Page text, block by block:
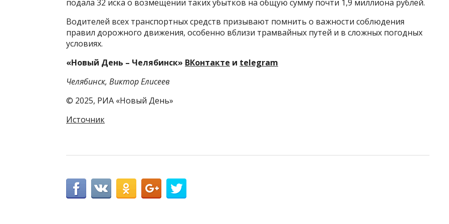
подала 32 иска о возмещении таких убытков на общую сумму почти 1,9 миллиона рублей.
Водителей всех транспортных средств призывают помнить о важности соблюдения
правил дорожного движения, особенно вблизи трамвайных путей и в сложных погодных
условиях.
«Новый День – Челябинск» ВКонтакте и telegram
Челябинск, Виктор Елисеев
© 2025, РИА «Новый День»
Источник